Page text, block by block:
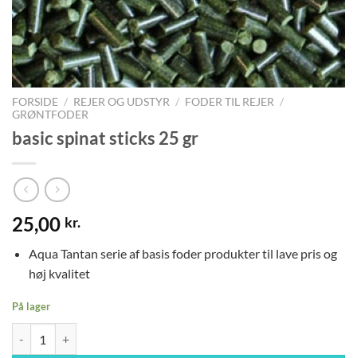
FORSIDE / REJER OG UDSTYR / FODER TIL REJER /
GRØNTFODER
basic spinat sticks 25 gr
25,00 kr.
Aqua Tantan serie af basis foder produkter til lave pris og
høj kvalitet
På lager